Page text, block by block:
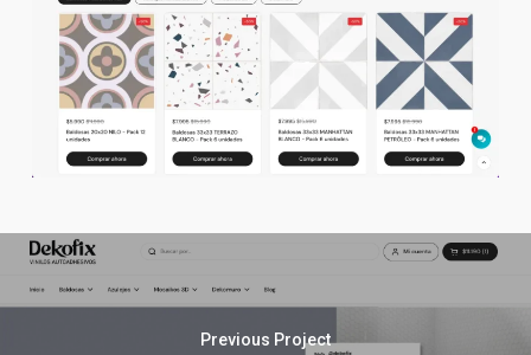
Previous Project